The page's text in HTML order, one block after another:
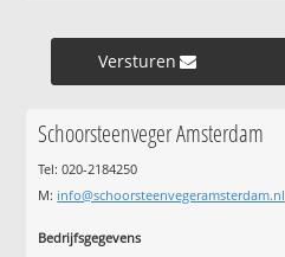
Versturen »
Schoorsteenveger Amsterdam
Tel: 020-2184250
M: info@schoorsteenvegeramsterdam.nl
Bedrijfsgegevens